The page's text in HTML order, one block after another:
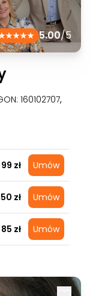
5.00/5
160102707,
99 zł Umów
zł Umów
85 zł Umów